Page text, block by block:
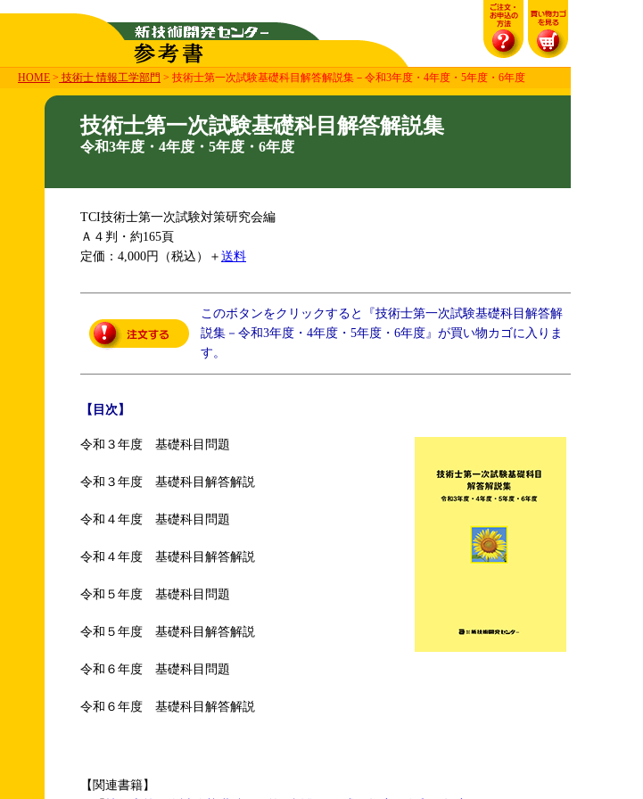
HOME > 技術士 情報工学部門 > 技術士第一次試験基礎科目解答解説集－令和3年度・4年度・5年度・6年度
技術士第一次試験基礎科目解答解説集
令和3年度・4年度・5年度・6年度
TCI技術士第一次試験対策研究会編
Ａ４判・約165頁
定価：4,000円（税込）＋ 送料
このボタンをクリックすると『技術士第一次試験基礎科目解答解
説集－令和3年度・4年度・5年度・6年度』が買い物カゴに入りま
す。
【目次】
令和３年度 基礎科目問題
令和３年度 基礎科目解答解説
令和４年度 基礎科目問題
令和４年度 基礎科目解答解説
令和５年度 基礎科目問題
令和５年度 基礎科目解答解説
令和６年度 基礎科目問題
令和６年度 基礎科目解答解説
【関連書籍】